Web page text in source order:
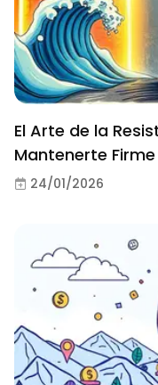
El Arte de la
Mantenerte Firme
24/01/2026